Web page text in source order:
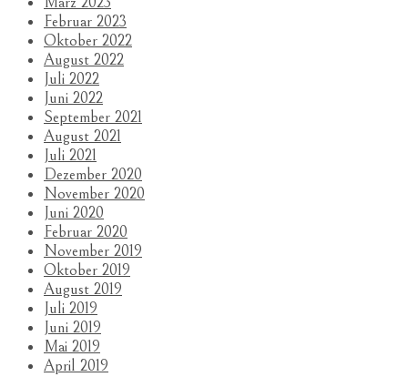
Februar 2023
Oktober 2022
August 2022
Juli 2022
Juni 2022
September 2021
August 2021
Juli 2021
Dezember 2020
November 2020
Juni 2020
Februar 2020
November 2019
Oktober 2019
August 2019
Juli 2019
Juni 2019
Mai 2019
April 2019